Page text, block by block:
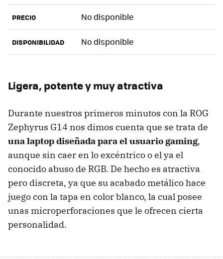
PRECIO No disponible
DISPONIBILIDAD No disponible
Ligera, potente y muy atractiva
Durante nuestros primeros minutos con la ROG
Zephyrus G14 nos dimos cuenta que se trata de
una laptop diseñada para el usuario gaming,
aunque sin caer en lo excéntrico o el ya el
conocido abuso de RGB. De hecho es atractiva
pero discreta, ya que su acabado metálico hace
juego con la tapa en color blanco, la cual posee
unas microperforaciones que le ofrecen cierta
personalidad.